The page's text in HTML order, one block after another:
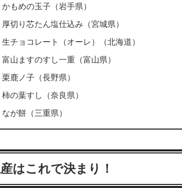
かもめの玉子（岩手県）
厚切り芯たん塩仕込み（宮城県）
生チョコレート（オーレ）（北海道）
富山ますのすし一重（富山県）
栗鹿ノ子（長野県）
柿の葉すし（奈良県）
なが餅（三重県）
はこれで決まり！